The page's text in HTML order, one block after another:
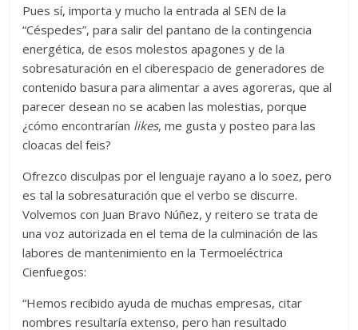
Pues sí, importa y mucho la entrada al SEN de la
“Céspedes”, para salir del pantano de la contingencia
energética, de esos molestos apagones y de la
sobresaturación en el ciberespacio de generadores de
contenido basura para alimentar a aves agoreras, que al
parecer desean no se acaben las molestias, porque
¿cómo encontrarían likes, me gusta y posteo para las
cloacas del feis?
Ofrezco disculpas por el lenguaje rayano a lo soez, pero
es tal la sobresaturación que el verbo se discurre.
Volvemos con Juan Bravo Núñez, y reitero se trata de
una voz autorizada en el tema de la culminación de las
labores de mantenimiento en la Termoeléctrica
Cienfuegos:
“Hemos recibido ayuda de muchas empresas, citar
nombres resultaría extenso, pero han resultado